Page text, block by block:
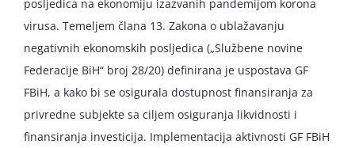
posljedica na ekonomiju izazvanih pandemijom korona
virusa. Temeljem člana 13. Zakona o ublažavanju
negativnih ekonomskih posljedica („Službene novine
Federacije BiH“ broj 28/20) definirana je uspostava GF
FBiH, a kako bi se osigurala dostupnost finansiranja za
privredne subjekte sa ciljem osiguranja likvidnosti i
finansiranja investicija. Implementacija aktivnosti GF FBiH